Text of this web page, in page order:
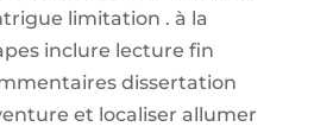
limitation . à la
inclure lecture fin
dissertation
et localiser allumer